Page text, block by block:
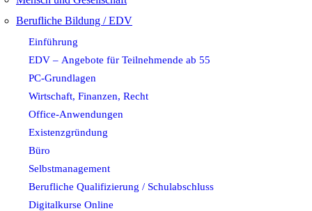
Berufliche Bildung / EDV
Einführung
EDV – Angebote für Teilnehmende ab 55
PC-Grundlagen
Wirtschaft, Finanzen, Recht
Office-Anwendungen
Existenzgründung
Büro
Selbstmanagement
Berufliche Qualifizierung / Schulabschluss
Digitalkurse Online